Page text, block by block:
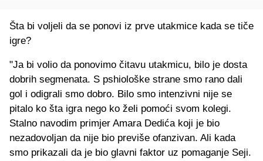
Šta bi voljeli da se ponovi iz prve utakmice kada se tiče
igre?
"Ja bi volio da ponovimo čitavu utakmicu, bilo je dosta
dobrih segmenata. S pshiološke strane smo rano dali
gol i odigrali smo dobro. Bilo smo intenzivni nije se
pitalo ko šta igra nego ko želi pomoći svom kolegi.
Stalno navodim primjer Amara Dedića koji je bio
nezadovoljan da nije bio previše ofanzivan. Ali kada
smo prikazali da je bio glavni faktor uz pomaganje Seji.